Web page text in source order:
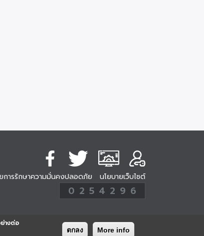
างต่อ
ตกลง More info
การรักษาความมั่นคงปลอดภัย นโยบายเว็บไซต์
254296
ครั้ง
0 2 5 4 2 9 6